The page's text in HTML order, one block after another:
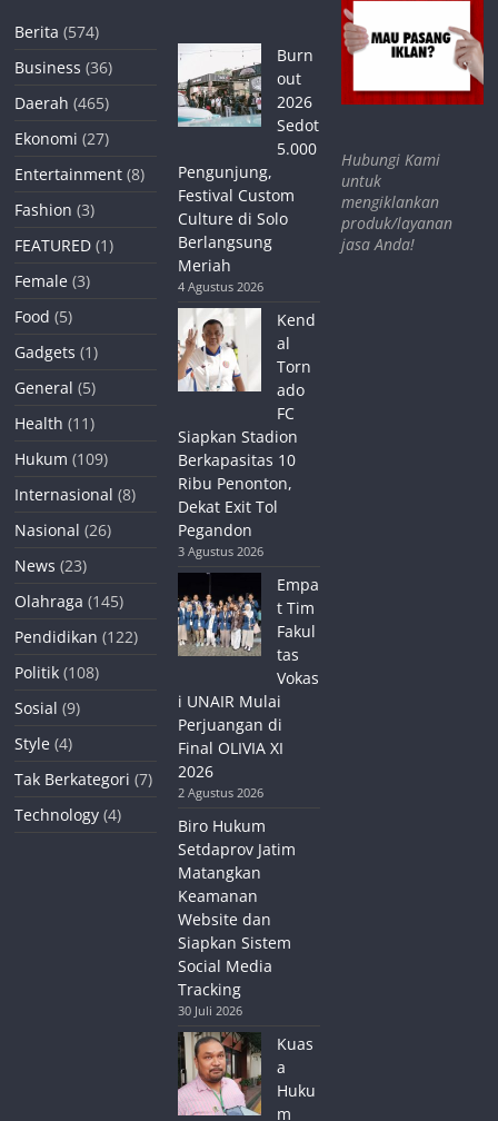
Berita (574)
Business (36)
Daerah (465)
Ekonomi (27)
Entertainment (8)
Fashion (3)
FEATURED (1)
Female (3)
Food (5)
Gadgets (1)
General (5)
Health (11)
Hukum (109)
Internasional (8)
Nasional (26)
News (23)
Olahraga (145)
Pendidikan (122)
Politik (108)
Sosial (9)
Style (4)
Tak Berkategori (7)
Technology (4)
Burn
out
2026
Sedot
5.000
Pengunjung,
Festival Custom
Culture di Solo
Berlangsung
Meriah
4 Agustus 2026
Kend
al
Torn
ado
FC
Siapkan Stadion
Berkapasitas 10
Ribu Penonton,
Dekat Exit Tol
Pegandon
3 Agustus 2026
Empa
t Tim
Fakul
tas
Vokas
i UNAIR Mulai
Perjuangan di
Final OLIVIA XI
2026
2 Agustus 2026
Biro Hukum
Setdaprov Jatim
Matangkan
Keamanan
Website dan
Siapkan Sistem
Social Media
Tracking
30 Juli 2026
Kuas
a
Huku
m
Hubungi Kami
untuk
mengiklankan
produk/layanan
jasa Anda!